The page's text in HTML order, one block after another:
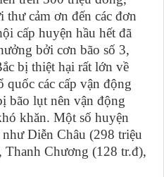
cảm ơn đến các đơn
cấp huyện hầu hết đã
bởi cơn bão số 3,
bị thiệt hại rất lớn về
các cấp vận động
bão lụt nên vận động
khăn. Một số huyện
Diễn Châu (298 triệu
Chương (128 tr.đ),